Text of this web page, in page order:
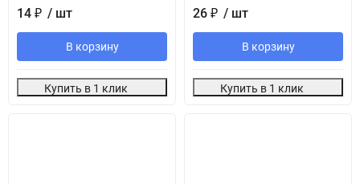
14 ₽ / шт
В корзину
Купить в 1 клик
26 ₽ / шт
В корзину
Купить в 1 клик